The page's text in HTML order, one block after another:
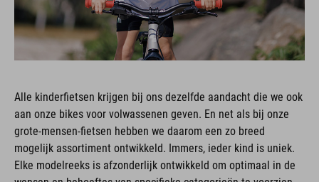
Alle kinderfietsen krijgen bij ons dezelfde aandacht die we ook
aan onze bikes voor volwassenen geven. En net als bij onze
grote-mensen-fietsen hebben we daarom een zo breed
mogelijk assortiment ontwikkeld. Immers, ieder kind is uniek.
Elke modelreeks is afzonderlijk ontwikkeld om optimaal in de
wensen en behoeftes van specifieke categorieën te voorzien.